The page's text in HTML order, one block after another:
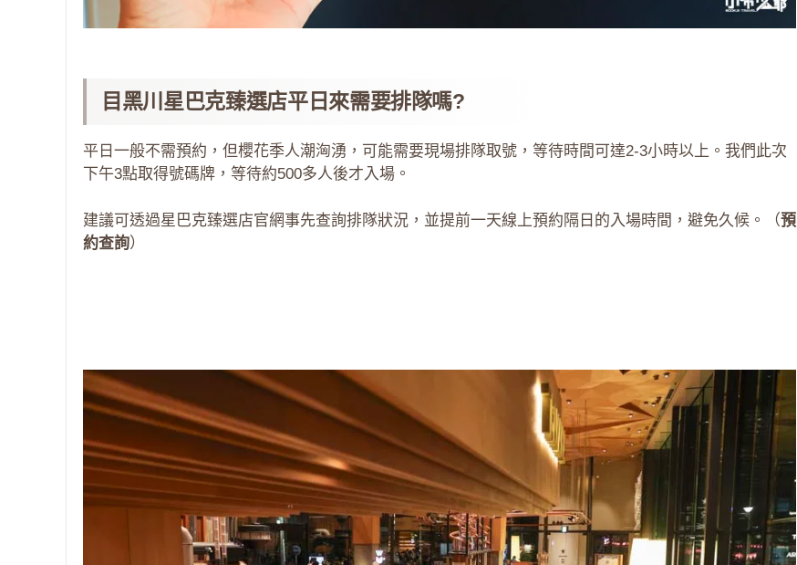
目黑川星巴克臻選店平日來需要排隊嗎?
平日一般不需預約，但櫻花季人潮洶湧，可能需要現場排隊取號，等待時間可達2-3小時以上。我們此次
下午3點取得號碼牌，等待約500多人後才入場。
建議可透過星巴克臻選店官網事先查詢排隊狀況，並提前一天線上預約隔日的入場時間，避免久候。（預
約查詢）